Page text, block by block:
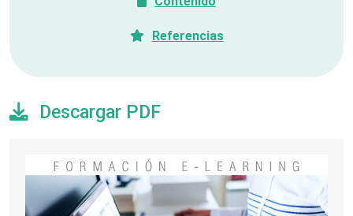
Referencias
Descargar PDF